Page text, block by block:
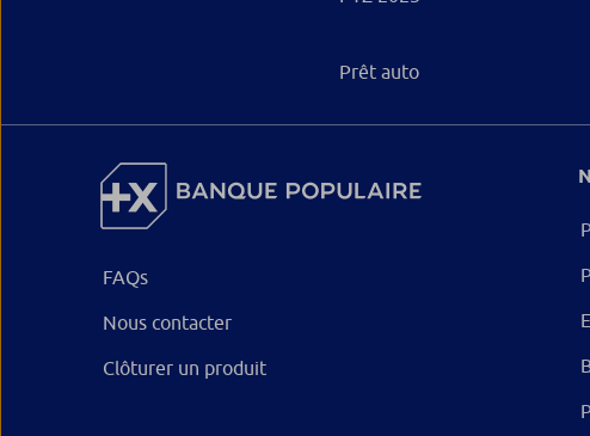
Prêt auto
FAQs
Nous contacter
Clôturer un produit